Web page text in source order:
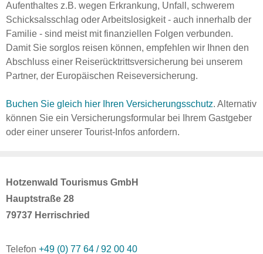
Aufenthaltes z.B. wegen Erkrankung, Unfall, schwerem
Schicksalsschlag oder Arbeitslosigkeit - auch innerhalb der
Familie - sind meist mit finanziellen Folgen verbunden.
Damit Sie sorglos reisen können, empfehlen wir Ihnen den
Abschluss einer Reiserücktrittsversicherung bei unserem
Partner, der Europäischen Reiseversicherung.
Buchen Sie gleich hier Ihren Versicherungsschutz. Alternativ
können Sie ein Versicherungsformular bei Ihrem Gastgeber
oder einer unserer Tourist-Infos anfordern.
Hotzenwald Tourismus GmbH
Hauptstraße 28
79737 Herrischried
Telefon +49 (0) 77 64 / 92 00 40